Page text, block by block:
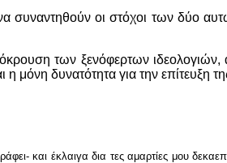
οι στόχοι των δύο
των ξενόφερτων
μόνη δυνατότητα για την επίτευξη
και έκλαιγα δια τες αμαρτίες μου